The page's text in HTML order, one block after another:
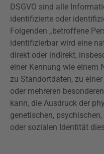
DSGVO sind alle
identifizierte oder
Folgenden „betroffene
identifizierbar wird eine
direkt oder indirekt,
einer Kennung wie einem
zu Standortdaten, zu
oder mehreren
kann, die Ausdruck der
genetischen,
oder sozialen Identität